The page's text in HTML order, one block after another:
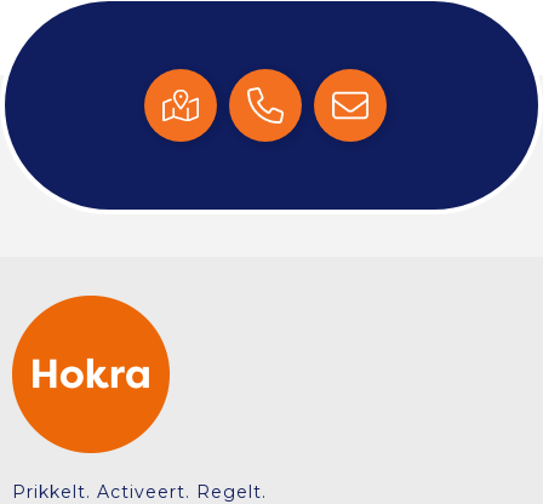
Prikkelt. Activeert. Regelt.